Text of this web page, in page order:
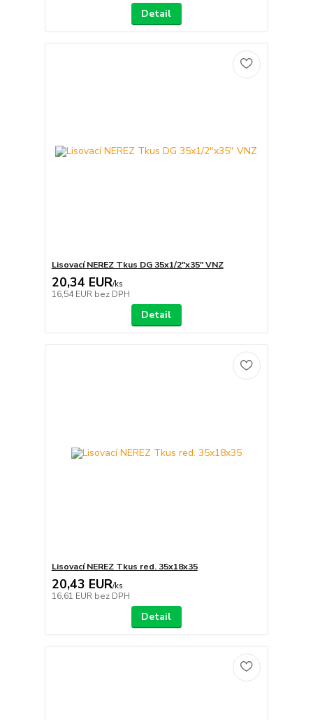
Detail
Lisovací NEREZ Tkus DG 35x1/2"x35" VNZ
20,34 EUR/ks
16,54 EUR bez DPH
Detail
Lisovací NEREZ Tkus red. 35x18x35
20,43 EUR/ks
16,61 EUR bez DPH
Detail